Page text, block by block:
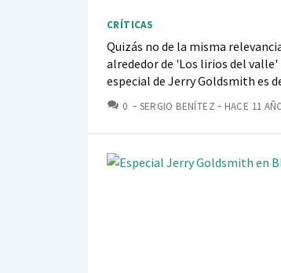
CRÍTICAS
Quizás no de la misma
alrededor de 'Los lirios del
especial de Jerry Goldsmith es
0 COMENTARIOS
SERGIO BENÍTEZ HACE 11